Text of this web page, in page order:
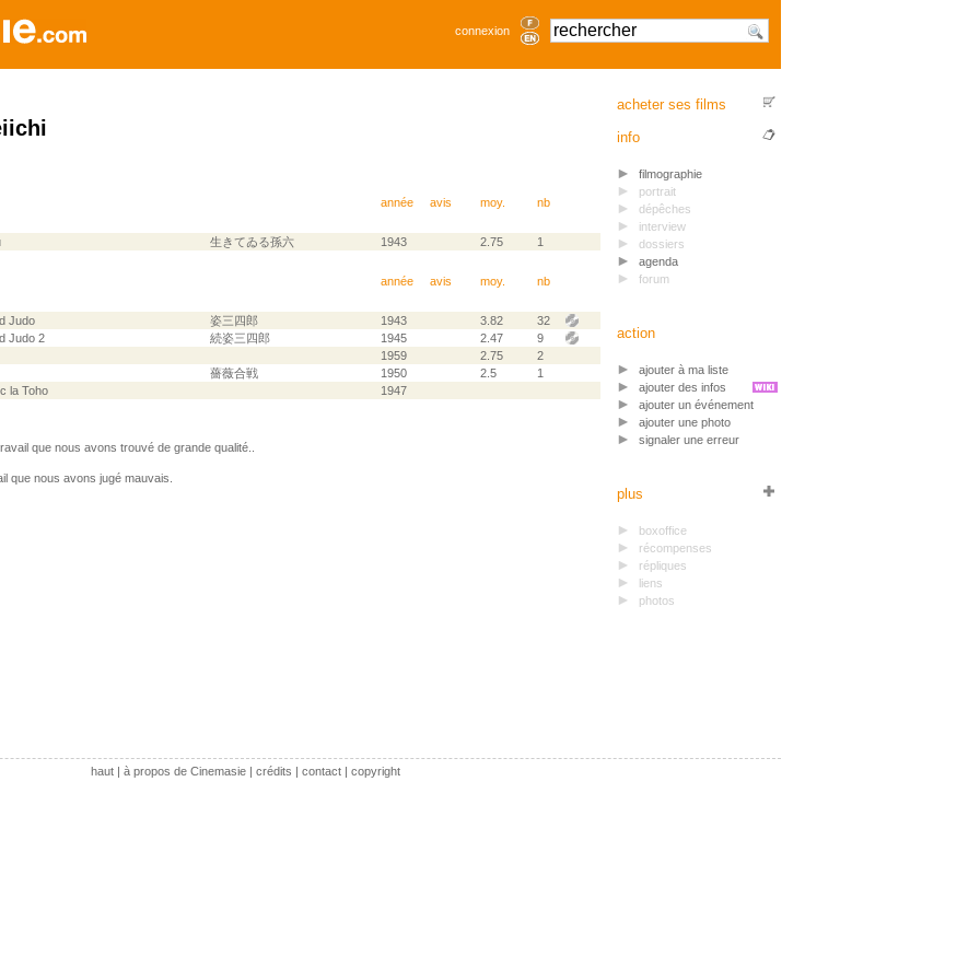
connexion
année avis moy. nb
生きてゐる孫六 1943 2.75 1
année avis moy. nb
Judo 姿三四郎 1943 3.82
32
Judo 2
続姿三四郎 1945 2.47
9
1959 2.75
2
薔薇合戦 1950 2.5
1
la Toho
1947
que nous avons trouvé de grande qualité..
que nous avons jugé mauvais.
acheter ses films
info
filmographie
portrait
dépêches
interview
dossiers
agenda
forum
action
ajouter à ma liste
ajouter des infos
ajouter un événement
ajouter une photo
signaler une erreur
plus
boxoffice
récompenses
répliques
liens
photos
haut| à propos de Cinemasie| crédits | contact| copyright